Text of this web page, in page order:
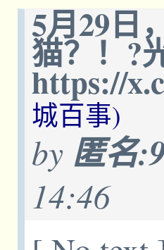
5月29日
猫？！?
https://
城百事)
by 匿名
14:46